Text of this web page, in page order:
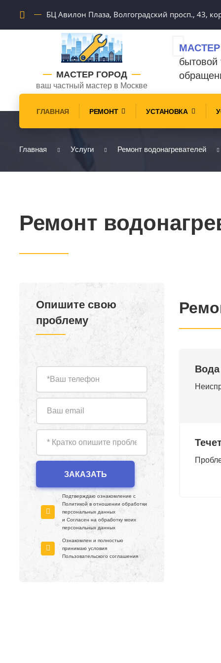
БЦ Авилон Плаза, Волгоградский просп., 43,
МАСТЕР ГОРОД
ваш частный мастер в Москве
бытовой
ГЛАВНАЯ РЕМОНТ УСТАНОВКА
Главная Услуги Ремонт водонагревателей
Ремонт
Вода
Опишите свою
проблему
Подтверждаю ознакомление с
Политикой в отношении обработки
персональных данных
и Согласен на обработку моих
персональных данных
Ознакомлен и полностью
принимаю условия
Пользовательского соглашения